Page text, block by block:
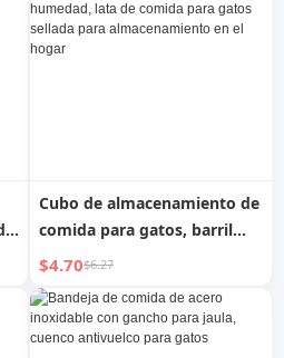
Cubo de almacenamiento de
comida para gatos, barril
sellado para comida de
perro, barril de grano a
prueba de humedad, lata de
comida para gatos sellada
$4.70$6.27